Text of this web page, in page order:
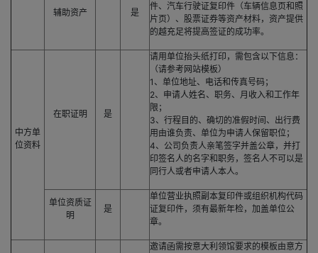
辅助资产 是
件、汽车行驶证复印件（车辆信息页和照
片页）、股票证券等资产材料，资产提供
的越充足将提高签证的成功率。
中方单
位资料
在职证明 是
请用单位抬头纸打印，需包含以下信息：
（请参考网站模板）
1、单位地址、电话和传真号码；
2、申请人姓名、职务、月收入和工作年
限；
3、行程目的、确切的准假时间、出行费
用由谁负责、单位为申请人保留职位；
4、公司负责人亲笔签字并盖公章，并打
印签名人的名字和职务，签名人不可以是
同行人或者申请人本人。
单位资质证
明
是
单位营业执照副本复印件或组织机构代码
证复印件，须有最新年检，加盖单位公
章。
邀请函需按意大利领馆要求的模板由意方